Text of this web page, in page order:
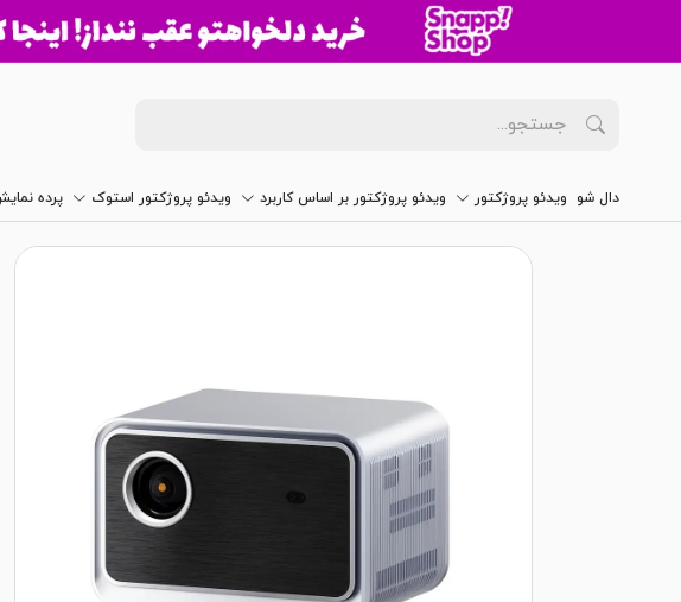
دال شو ویدئو پروژکتور ویدئو پروژکتور بر اساس کاربرد ویدئو پروژکتور استوک پرده